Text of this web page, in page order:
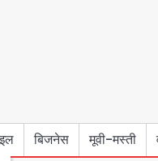
बिजनेस मूवी-मस्ती